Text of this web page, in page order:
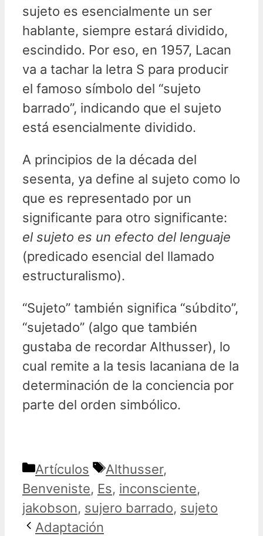
sujeto es esencialmente un ser
hablante, siempre estará dividido,
escindido. Por eso, en 1957, Lacan
va a tachar la letra S para producir
el famoso símbolo del “sujeto
barrado”, indicando que el sujeto
está esencialmente dividido.
A principios de la década del
sesenta, ya define al sujeto como lo
que es representado por un
significante para otro significante:
el sujeto es un efecto del lenguaje
(predicado esencial del llamado
estructuralismo).
“Sujeto” también significa “súbdito”,
“sujetado” (algo que también
gustaba de recordar Althusser), lo
cual remite a la tesis lacaniana de la
determinación de la conciencia por
parte del orden simbólico.
Categorías
Artículos Etiquetas
Althusser,
Benveniste, Es, inconsciente,
jakobson, sujero barrado, sujeto
Adaptación